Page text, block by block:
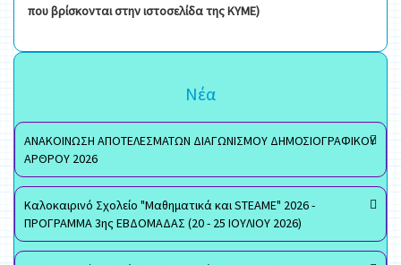
που βρίσκονται στην ιστοσελίδα της ΚΥΜΕ)
Νέα
ΑΝΑΚΟΙΝΩΣΗ ΑΠΟΤΕΛΕΣΜΑΤΩΝ ΔΙΑΓΩΝΙΣΜΟΥ ΔΗΜΟΣΙΟΓΡΑΦΙΚΟΥ
ΑΡΘΡΟΥ 2026
Καλοκαιρινό Σχολείο "Μαθηματικά και STEAME" 2026 -
ΠΡΟΓΡΑΜΜΑ 3ης ΕΒΔΟΜΑΔΑΣ (20 - 25 ΙΟΥΛΙΟΥ 2026)